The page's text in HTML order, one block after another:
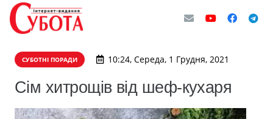
СУБОТНІ ПОРАДИ 10:24, Середа, 1 Грудня, 2021
Сім хитрощів від шеф-кухаря